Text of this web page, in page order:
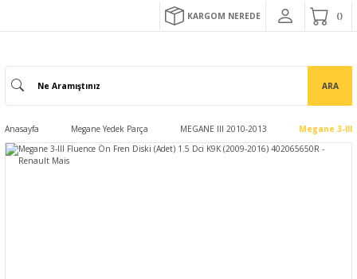
KARGOM NEREDE
ARA
Anasayfa Megane Yedek Parça MEGANE III 2010-2013 Megane 3-III